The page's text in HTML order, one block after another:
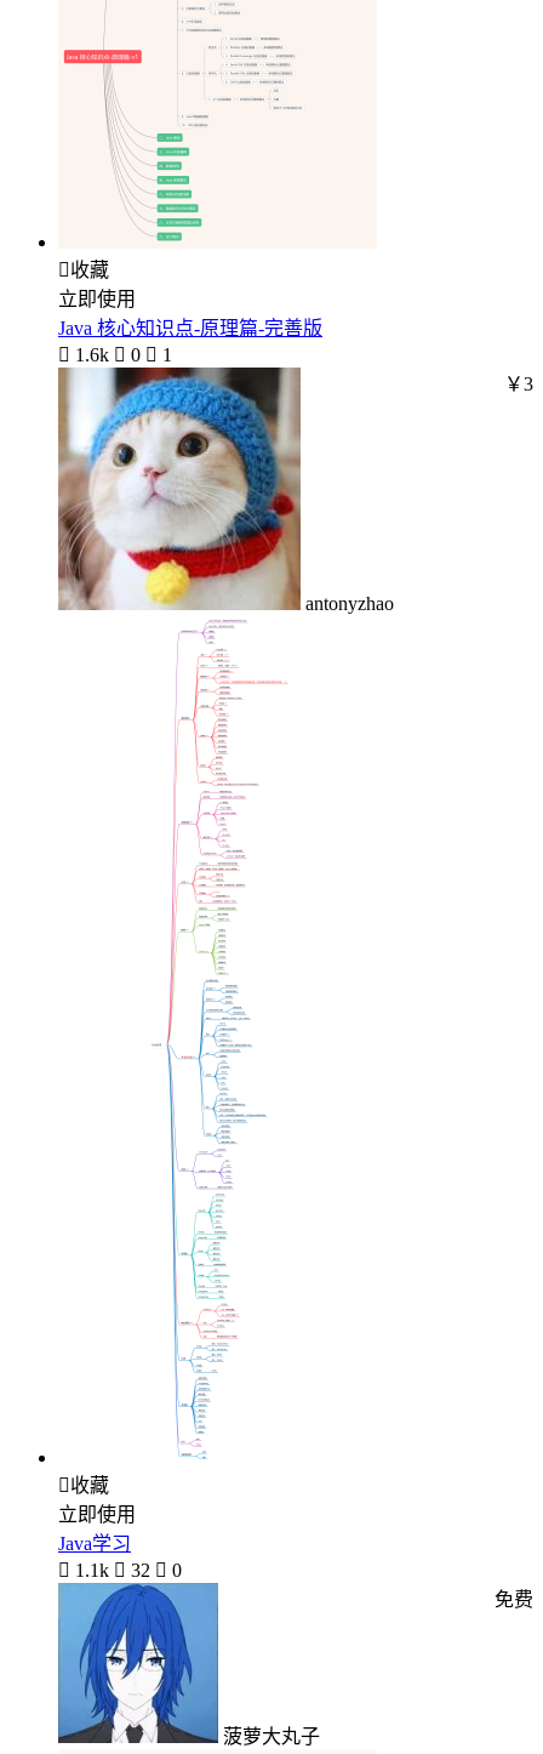
收藏
立即使用
Java 核心知识点-原理篇-完善版
 1.6k  0  1
antonyzhao
￥3
收藏
立即使用
Java学习
 1.1k  32  0
菠萝大丸子
免费